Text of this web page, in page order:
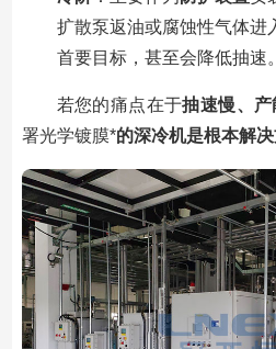
扩散泵返油或腐蚀性气体进
首要目标，甚至会降低抽速。
若您的痛点在于抽速慢、
署光学镀膜*的深冷机是根本解决